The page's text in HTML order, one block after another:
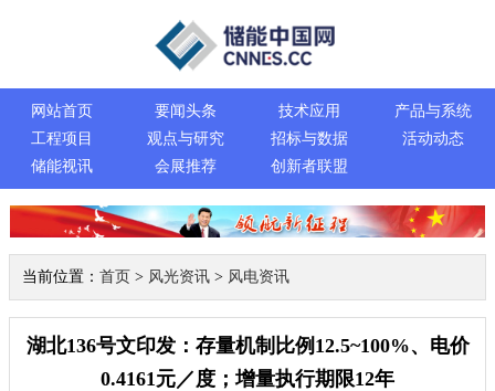
网站首页 要闻头条 技术应用
产品与系统
工程项目
观点与研究 招标与数据
活动动态
储能视讯
会展推荐 创新者联盟
当前位置： 首页> 风光资讯> 风电资讯
湖北136号文印发：存量机制比例12.5~100%、电价
0.4161元／度；增量执行期限12年